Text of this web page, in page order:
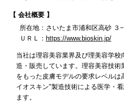
【 会社概要 】
所在地：さいたま市浦和区高砂 ３
ＵＲＬ： https://www.bioskin.jp/
当社は理容美容業界及び理美容学
造・販売しています。理容美容技
をもった皮膚モデルの要求レベルは
イオスキン"製造技術による医学・
ます。